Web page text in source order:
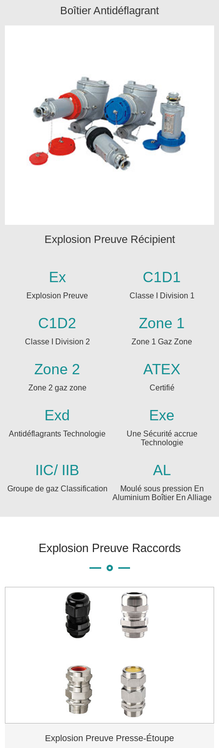
Boîtier Antidéflagrant
Explosion Preuve Récipient
Ex
Explosion Preuve
C1D1
Classe I Division 1
C1D2
Classe I Division 2
Zone 1
Zone 1 Gaz Zone
Zone 2
Zone 2 gaz zone
ATEX
Certifié
Exd
Antidéflagrants Technologie
Exe
Une Sécurité accrue
Technologie
IIC/ IIB
Groupe de gaz Classification
AL
Moulé sous pression En
Aluminium Boîtier En Alliage
Explosion Preuve Raccords
Explosion Preuve Presse-Étoupe